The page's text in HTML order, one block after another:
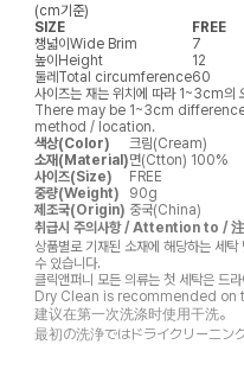
(cm기준)
SIZE
FREE
챙넓이Wide Brim
7
높이Height
12
둘레Total circumference60
사이즈는 재는 위치에 따라 1~3cm의
There may be 1~3cm
method / location.
색상(Color)
크림(Cream)
소재(Material)면(Ctton) 100%
사이즈(Size)
FREE
중량(Weight)
90g
제조국(Origin) 중국(China)
취급시 주의사항 / Attention to /
상품별로 기재된 소재에 해당하는 세
수 있습니다.
클릭앤퍼니 모든 의류는 첫 세탁은 드
Dry Clean is recommended on
建议在第一次洗涤时使用干洗。
最初の洗浄ではドライクリーニン